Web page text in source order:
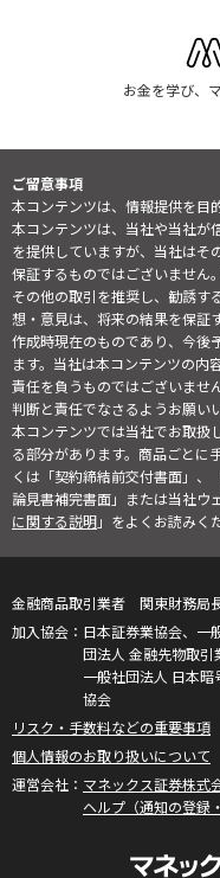
お金を学び、
ご留意事項
本コンテンツは、情報提供を目
本コンテンツは、当社や当社が
を提供していますが、当社はそ
保証するものではございません
その他の取引を推奨し、勧誘す
想・意見は、将来の結果を保証
作成時現在のものであり、今後
ます。当社は本コンテンツの内
責任を負うものではございませ
判断と責任でなさるようお願い
本コンテンツでは当社でお取扱
る部分があります。商品ごとに
くは「契約締結前交付書面」、
論見書補完書面」または当社ウ
に関する説明」をよくお読みく
金融商品取引業者 関東財務局
日本証券業協会、一
団法人 金融先物取引
一般社団法人 日本
協会
リスク・手数料などの重要事項
個人情報のお取り扱いについて
マネックス証券株式
ヘルプ（通知の登録